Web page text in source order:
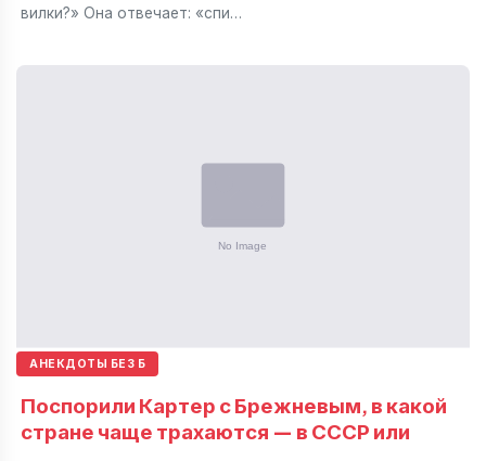
вилки?» Она отвечает: «спи…
АНЕКДОТЫ БЕЗ Б
Поспорили Картер с Брежневым, в какой
стране чаще трахаются — в СССР или